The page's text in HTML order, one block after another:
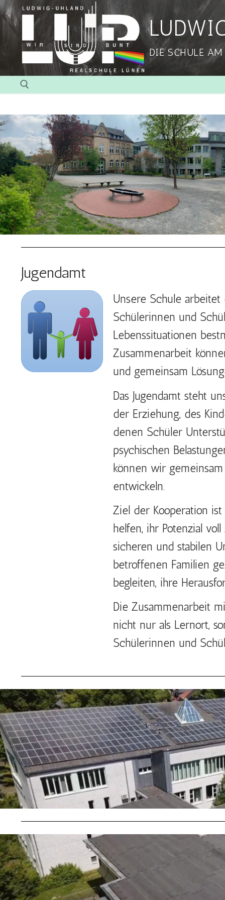
DIE SCHULE AM
Jugendamt
Unsere Schule
Schülerinnen und
Lebenssituationen
Zusammenarbeit
und gemeinsam
Das Jugendamt steht
der Erziehung, des
denen Schüler
psychischen
können wir
entwickeln.
Ziel der Kooperation
helfen, ihr Potenzial
sicheren und stabilen
betroffenen Familien
begleiten, ihre
Die Zusammenarbeit
nicht nur als Lernort,
Schülerinnen und